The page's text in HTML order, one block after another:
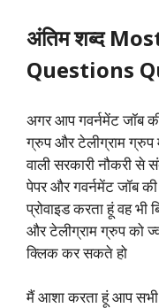
अंतिम शब्द
Questions
अगर आप गवर्नमेंट जॉब
ग्रुप और टेलीग्राम
वाली सरकारी नौकरी
पेपर और गवर्नमेंट जॉब
प्रोवाइड करता हूं वह
और टेलीग्राम ग्रुप को
क्लिक कर सकते हो
मैं आशा करता हूं आप सभी